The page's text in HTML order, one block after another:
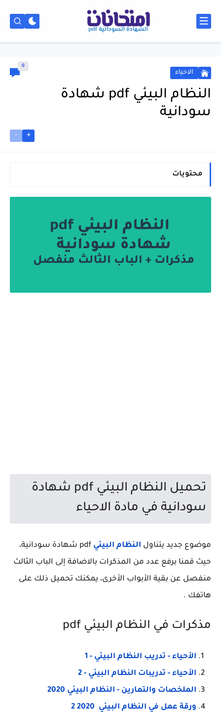
الاحياء
0
النظام البيئي pdf شهادة
سودانية
+
-
محتويات
تحميل النظام البيئي pdf شهادة
سودانية في مادة الاحياء
موضوع جديد يتناول النظام البيئي
pdf شهادة سودانية،
حيث قمنا برفع عدد من المذكرات بالاضافة إلى الباب الثالث
منفصل عن بقية الأبواب الأخرى، يمكنك تحميل ذلك على
هاتفك .
مذكرات في النظام البيئي pdf
الأحياء - تدريب النظام البيئي - 1
الأحياء - تدريبات النظام البيئي - 2
الملخصات والتمارين - النظام البيئي 2020
ورقة عمل في النظام البيئي 2020 2